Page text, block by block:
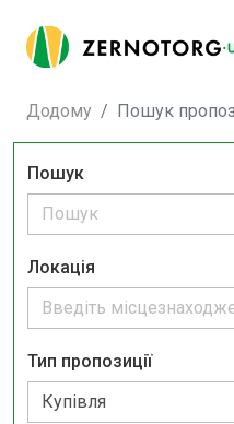
Додому Пошук
Пошук
Локація
Тип пропозиції